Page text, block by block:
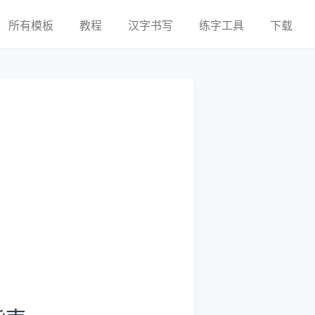
所有模板 教程 汉字书写 练字工具 下载